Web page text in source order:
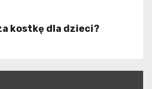
kostkę dla dzieci?